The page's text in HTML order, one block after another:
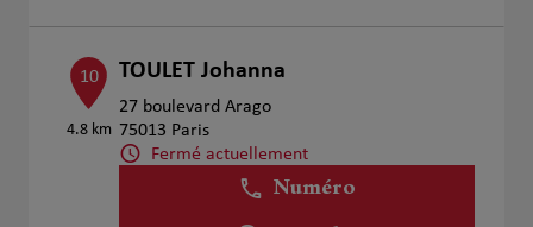
10
4.8 km
TOULET Johanna
27 boulevard Arago
75013 Paris
Fermé actuellement
Numéro